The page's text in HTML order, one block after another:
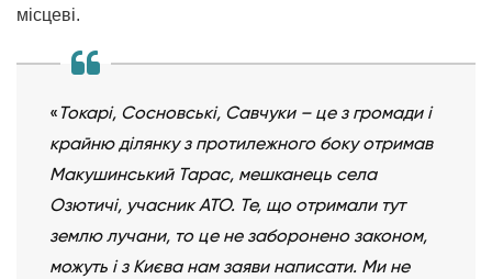
місцеві.
« Токарі, Сосновські, Савчуки –це з громади і
крайню ділянку з протилежного боку отримав
Макушинський Тарас, мешканець села
Озютичі, учасник АТО. Те, що отримали тут
землю лучани, то це не заборонено законом,
можуть і з Києва нам заяви написати. Ми не